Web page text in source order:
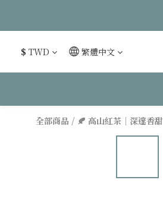
$ TWD 繁體中文
全部商品 / 🍂 高山紅茶｜深邃香甜